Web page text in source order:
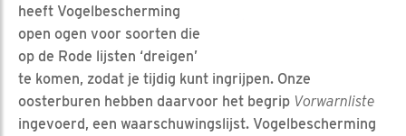
heeft Vogelbescherming
open ogen voor soorten die
op de Rode lijsten ‘dreigen’
te komen, zodat je tijdig kunt ingrijpen. Onze
oosterburen hebben daarvoor het begrip Vorwarnliste
ingevoerd, een waarschuwingslijst. Vogelbescherming